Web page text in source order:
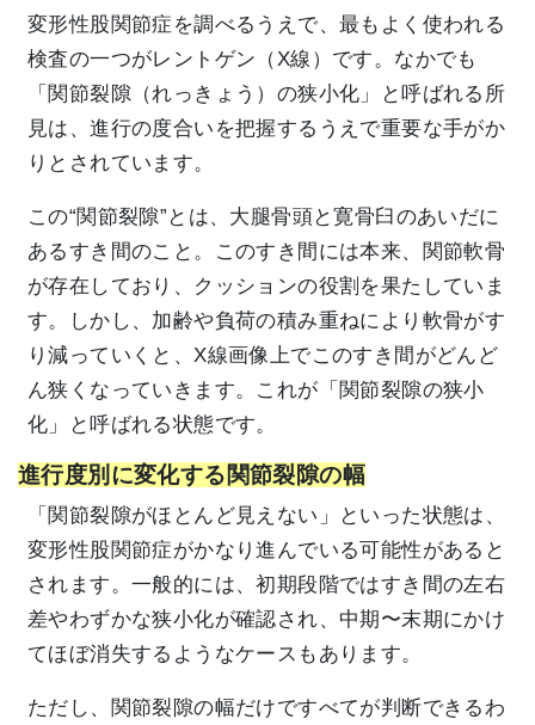
変形性股関節症を調べるうえで、最もよく使われる
検査の一つがレントゲン（X線）です。なかでも
「関節裂隙（れっきょう）の狭小化」と呼ばれる所
見は、進行の度合いを把握するうえで重要な手がか
りとされています。
この“関節裂隙”とは、大腿骨頭と寛骨臼のあいだに
あるすき間のこと。このすき間には本来、関節軟骨
が存在しており、クッションの役割を果たしていま
す。しかし、加齢や負荷の積み重ねにより軟骨がす
り減っていくと、X線画像上でこのすき間がどんど
ん狭くなっていきます。これが「関節裂隙の狭小
化」と呼ばれる状態です。
進行度別に変化する関節裂隙の幅
「関節裂隙がほとんど見えない」といった状態は、
変形性股関節症がかなり進んでいる可能性があると
されます。一般的には、初期段階ではすき間の左右
差やわずかな狭小化が確認され、中期〜末期にかけ
てほぼ消失するようなケースもあります。
ただし、関節裂隙の幅だけですべてが判断できるわ